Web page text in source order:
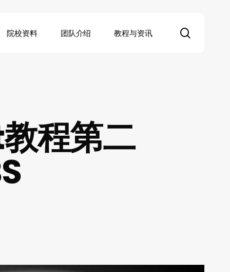
院校资料 团队介绍 教程与资讯
程第二